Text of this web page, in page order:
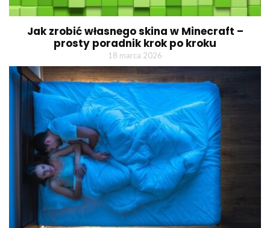
Jak zrobić własnego skina w Minecraft –
prosty poradnik krok po kroku
18 marca 2026